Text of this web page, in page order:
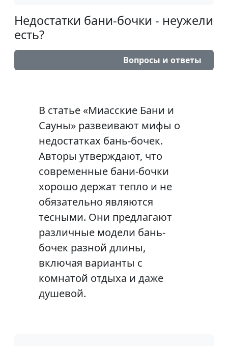
Недостатки бани-бочки - неужели
есть?
Вопросы и ответы
В статье «Миасские Бани и
Сауны» развеивают мифы о
недостатках бань-бочек.
Авторы утверждают, что
современные бани-бочки
хорошо держат тепло и не
обязательно являются
тесными. Они предлагают
различные модели бань-
бочек разной длины,
включая варианты с
комнатой отдыха и даже
душевой.